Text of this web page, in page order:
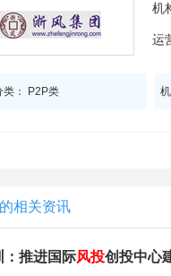
机
运
类： P2P类
相关资讯
：推进国际风投创投中心